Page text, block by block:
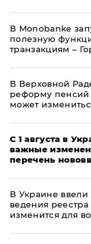
В Мonobankе
полезную
транзакциям –
В Верховной
реформу пенсий
может
С 1 августа в
важные
перечень
В Украине
ведения реестра
изменится для